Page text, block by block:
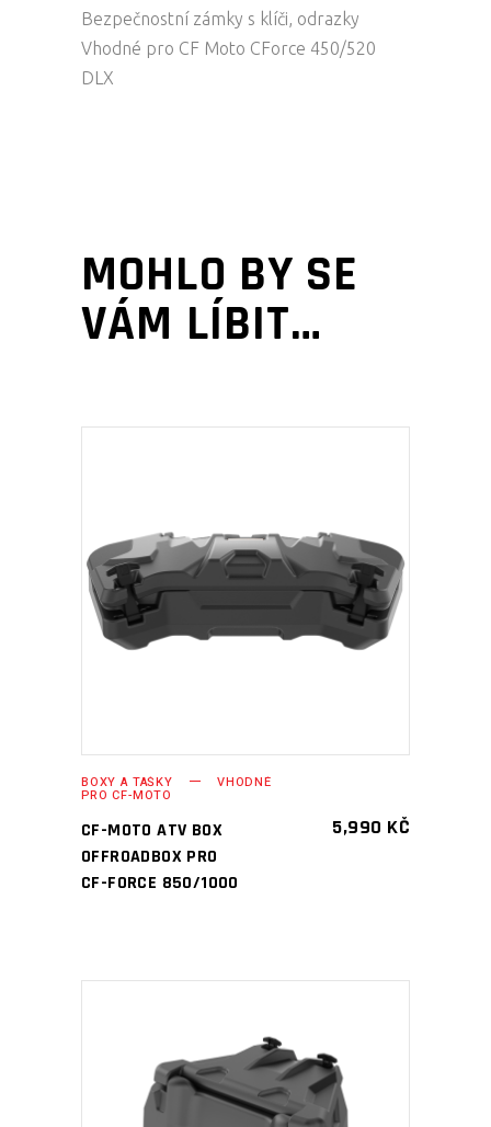
Bezpečnostní zámky s klíči, odrazky
Vhodné pro CF Moto CForce 450/520
DLX
MOHLO BY SE
VÁM LÍBIT…
PŘIDAT DO KOŠÍKU
BOXY A TAŠKY VHODNÉ
PRO CF-MOTO
CF-MOTO ATV BOX
OFFROADBOX PRO
CF-FORCE 850/1000
5,990 KČ